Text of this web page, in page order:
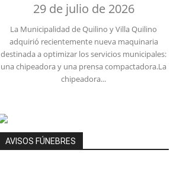
29 de julio de 2026
La Municipalidad de Quilino y Villa Quilino
adquirió recientemente nueva maquinaria
destinada a optimizar los servicios municipales:
una chipeadora y una prensa compactadora.La
chipeadora...
AVISOS FÚNEBRES